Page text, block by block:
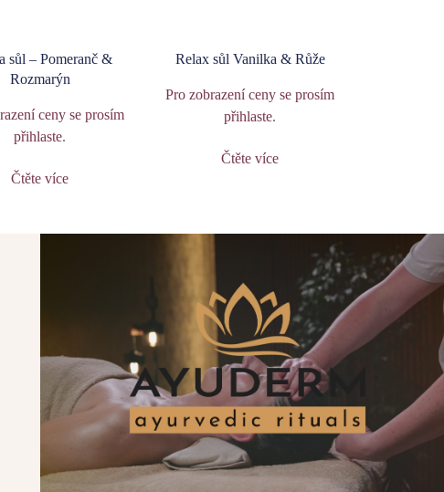
sůl – Pomeranč &
Rozmarýn
ceny se prosím
přihlaste.
Čtěte více
Relax sůl Vanilka & Růže
Pro zobrazení ceny se prosím
přihlaste.
Čtěte více